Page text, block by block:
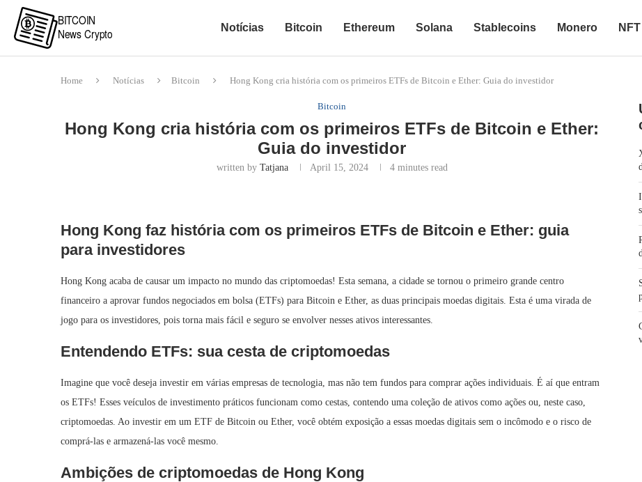
Notícias Bitcoin Ethereum Solana Stablecoins Monero NFT
Home Notícias Bitcoin Hong Kong cria história com os primeiros ETFs de Bitcoin e Ether: Guia do investidor
Bitcoin
Hong Kong cria história com os primeiros ETFs de Bitcoin e Ether:
Guia do investidor
written by Tatjana April 15, 2024 4 minutes read
Hong Kong faz história com os primeiros ETFs de Bitcoin e Ether: guia
para investidores
Hong Kong acaba de causar um impacto no mundo das criptomoedas! Esta semana, a cidade se tornou o primeiro grande centro
financeiro a aprovar fundos negociados em bolsa (ETFs) para Bitcoin e Ether, as duas principais moedas digitais. Esta é uma virada de
jogo para os investidores, pois torna mais fácil e seguro se envolver nesses ativos interessantes.
Entendendo ETFs: sua cesta de criptomoedas
Imagine que você deseja investir em várias empresas de tecnologia, mas não tem fundos para comprar ações individuais. É aí que entram
os ETFs! Esses veículos de investimento práticos funcionam como cestas, contendo uma coleção de ativos como ações ou, neste caso,
criptomoedas. Ao investir em um ETF de Bitcoin ou Ether, você obtém exposição a essas moedas digitais sem o incômodo e o risco de
comprá-las e armazená-las você mesmo.
Ambições de criptomoedas de Hong Kong